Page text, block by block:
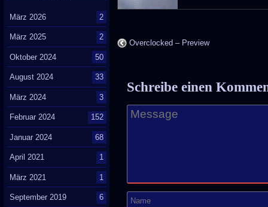
Overclocked – Preview
Schreibe einen
März 2026 2
März 2025 2
Oktober 2024 50
August 2024 33
März 2024 3
Februar 2024 152
Januar 2024 68
April 2021 1
März 2021 1
September 2019 6